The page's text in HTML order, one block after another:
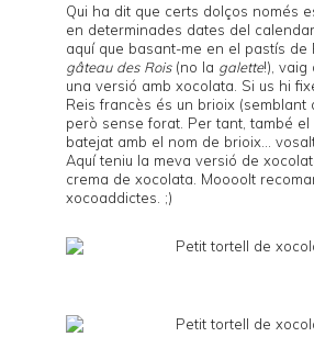
Qui ha dit que certs dolços només
en determinades dates del
aquí que basant-me en el pastís de
gâteau des Rois (no la galette!), vaig
una versió amb xocolata. Si us hi
Reis francès és un brioix (semblant
però sense forat. Per tant, també
batejat amb el nom de brioix...
Aquí teniu la meva versió de
crema de xocolata. Moooolt
xocoaddictes. ;)